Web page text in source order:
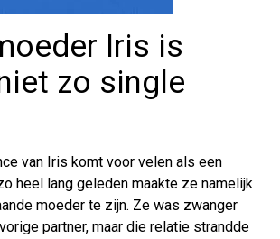
Iris is
zo single
van Iris komt voor velen als een
heel lang geleden maakte ze namelijk
moeder te zijn. Ze was zwanger
partner, maar die relatie strandde